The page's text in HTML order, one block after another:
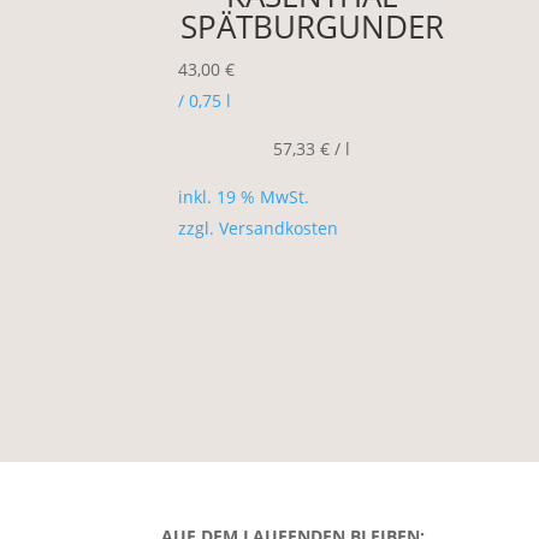
SPÄTBURGUNDER
43,00€
/ 0,75 l
57,33€ / l
inkl. 19 % MwSt.
zzgl.Versandkosten